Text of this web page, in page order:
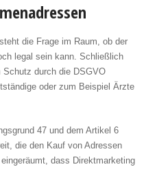
steht die Frage im Raum, ob der
legal sein kann. Schließlich
durch die DSGVO
oder zum Beispiel Ärzte
47 und dem Artikel 6
die den Kauf von Adressen
dass Direktmarketing